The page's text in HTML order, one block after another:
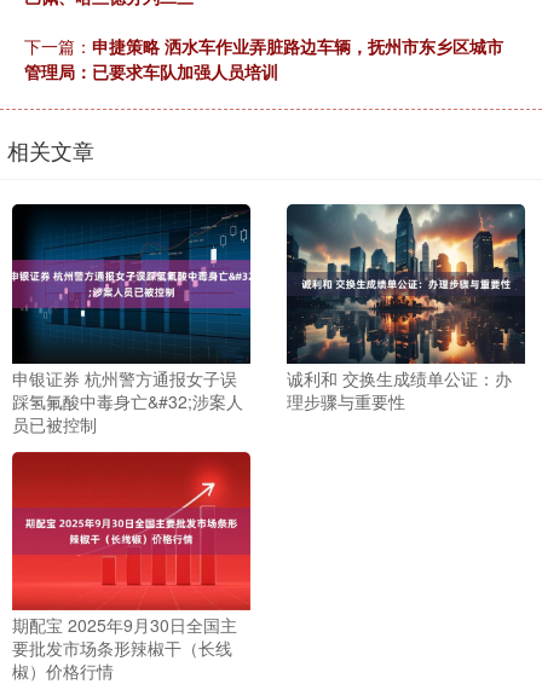
下一篇： 申捷策略 洒水车作业弄脏路边车辆，抚州市东乡区城市
管理局：已要求车队加强人员培训
相关文章
申银证券 杭州警方通报女子误
踩氢氟酸中毒身亡&#32;涉案人
员已被控制
诚利和 交换生成绩单公证：办
理步骤与重要性
期配宝 2025年9月30日全国主
要批发市场条形辣椒干（长线
椒）价格行情